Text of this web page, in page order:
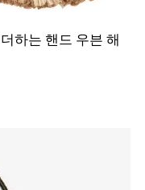
하는 핸드 우븐 해